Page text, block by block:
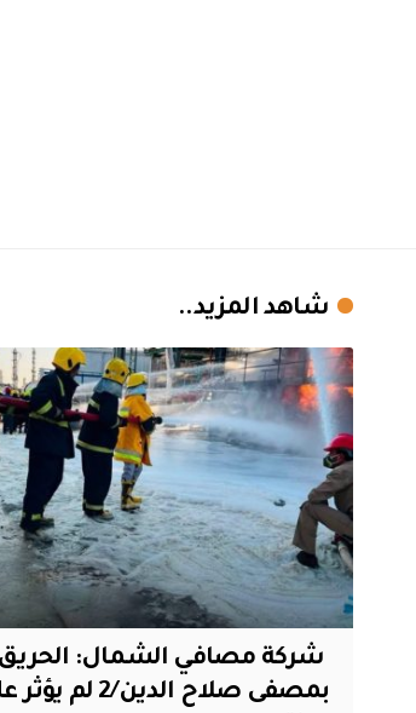
شاهد المزيد..
‏ شركة مصافي الشمال: الحريق
بمصفى صلاح الدين/2 لم